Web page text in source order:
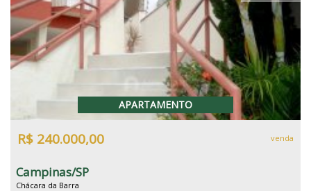
APARTAMENTO
R$ 240.000,00 venda
Campinas/SP
Chácara da Barra